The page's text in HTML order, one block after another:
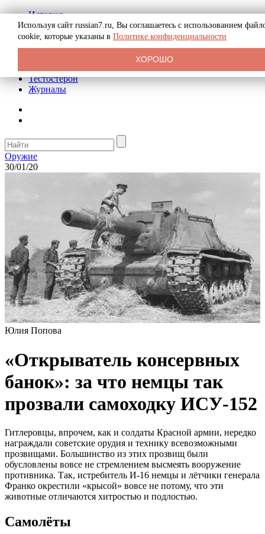
История
Биография
Криминал
Реклама на сайте
Тестостерон
Журналы
Оружие
30/01/20
Юлия Попова
«Открыватель консервных
банок»: за что немцы так
прозвали самоходку ИСУ-152
Гитлеровцы, впрочем, как и солдаты Красной армии, нередко
награждали советские орудия и технику всевозможными
прозвищами. Большинство из этих прозвищ были
обусловлены вовсе не стремлением высмеять вооружение
противника. Так, истребитель И-16 немцы и лётчики генерала
Франко окрестили «крысой» вовсе не потому, что эти
животные отличаются хитростью и подлостью.
Самолёты
Используя сайт russian7.ru, Вы соглашаетесь с использованием
cookie, которые указаны в Политике конфиденциальности
ХОРОШО